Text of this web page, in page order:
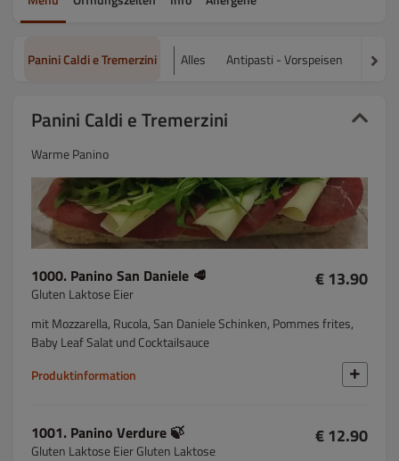
Panini Caldi e Tremerzini Alles Antipasti - Vorspeisen
Panini Caldi e Tremerzini
Warme Panino
1000. Panino San Daniele 🥩
Gluten Laktose Eier
€ 13.90
mit Mozzarella, Rucola, San Daniele Schinken, Pommes frites,
Baby Leaf Salat und Cocktailsauce
Produktinformation
1001. Panino Verdure 🍃
Gluten Laktose Eier Gluten Laktose
€ 12.90